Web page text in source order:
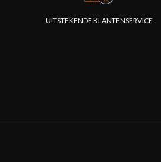
UITSTEKENDE KLANTENSERVICE